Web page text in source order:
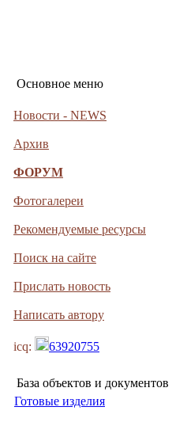
Основное меню
Новости - NEWS
Архив
ФОРУМ
Фотогалереи
Рекомендуемые ресурсы
Поиск на сайте
Прислать новость
Написать автору
icq: 63920755
База объектов и документов
Готовые изделия